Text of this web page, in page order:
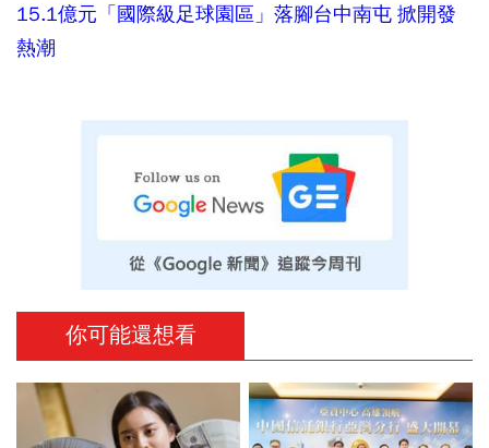
15.1億元「國際級足球園區」落腳台中南屯 掀開發
熱潮
你可能還想看